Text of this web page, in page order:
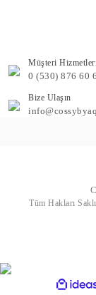
Müşteri
0 (530) 876 60
Bize Ulaşın
Tüm Hakları